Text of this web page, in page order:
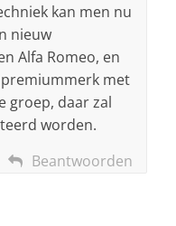
kan men nu
nieuw
Alfa Romeo, en
met
groep, daar zal
worden.
Beantwoorden